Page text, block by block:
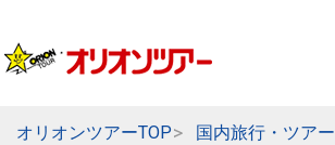
オリオンツアーTOP 国内旅行・ツアー